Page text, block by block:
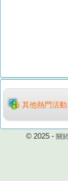
其他熱門活動
© 2025 - 關